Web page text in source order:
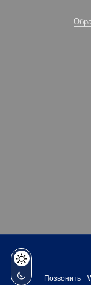
Позвонить